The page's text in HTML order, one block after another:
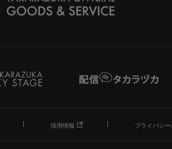
採用情報 プライバシ